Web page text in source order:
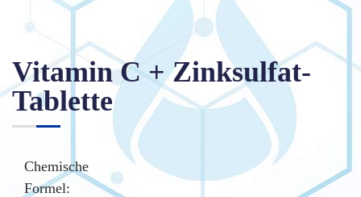
Vitamin C + Zinksulfat-
Tablette
Chemische
Formel: